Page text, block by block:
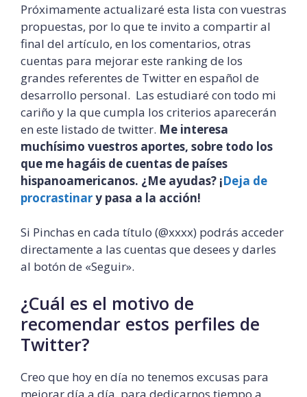
Próximamente actualizaré esta lista con vuestras
propuestas, por lo que te invito a compartir al
final del artículo, en los comentarios, otras
cuentas para mejorar este ranking de los
grandes referentes de Twitter en español de
desarrollo personal. Las estudiaré con todo mi
cariño y la que cumpla los criterios aparecerán
en este listado de twitter. Me interesa
muchísimo vuestros aportes, sobre todo los
que me hagáis de cuentas de países
hispanoamericanos. ¿Me ayudas? ¡Deja de
procrastinary pasa a la acción!
Si Pinchas en cada título (@xxxx) podrás acceder
directamente a las cuentas que desees y darles
al botón de «Seguir».
¿Cuál es el motivo de
recomendar estos perfiles de
Twitter?
Creo que hoy en día no tenemos excusas para